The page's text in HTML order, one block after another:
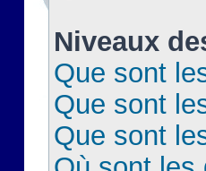
Niveaux
Que sont
Que sont
Que sont